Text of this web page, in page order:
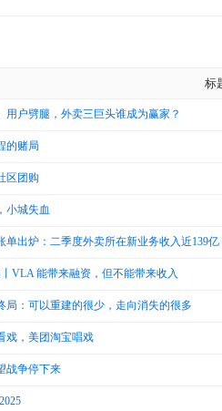
标
用户劈腿，外卖三巨头谁成为赢家？
的赌局
区团购
小城失血
单出炉：二季度外卖所在新业务收入近139亿
VLA 能带来融资，但不能带来收入
局：可以重建的很少，走向消失的很多
戏，美团淘宝唱戏
战争停下来